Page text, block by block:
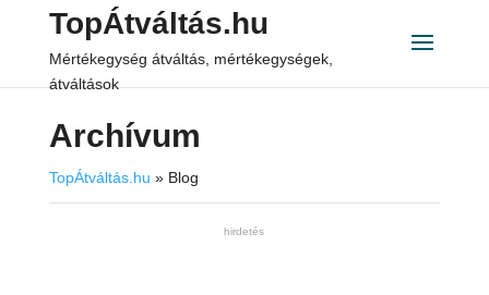
TopÁtváltás.hu
Mértékegység átváltás, mértékegységek,
átváltások
Archívum
TopÁtváltás.hu » Blog
hirdetés